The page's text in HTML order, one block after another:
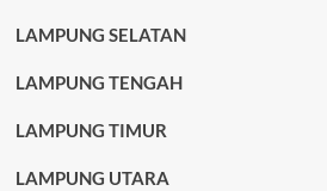
LAMPUNG SELATAN
LAMPUNG TENGAH
LAMPUNG TIMUR
LAMPUNG UTARA